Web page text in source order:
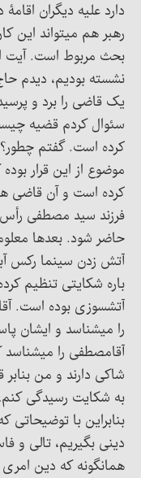
دارد علیه دیگران
رهبر هم میتواند این
بحث مربوط است. آیت
نشسته بودیم، دیدم
یک قاضی را برد و
سئوال کردم قضیه
کرده است. گفتم
موضوع از این قرار
کرده است و آن قاضی
فرزند سید مصطفی رأس
حاضر شود. بعدها
آتش زدن سینما رکس
باره شکایتی تنظیم
آتشسوزی بوده است.
را میشناسد و ایشان
آقامصطفی را میشناسد
شاکی دارند و من
به شکایت رسیدگی
بنابراین با
دینی بگیریم، تالی و
همانگونه که دین